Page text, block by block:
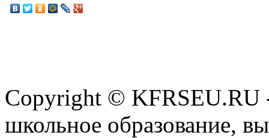
Copyright © KFRSEU.RU
школьное образование,